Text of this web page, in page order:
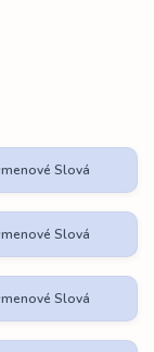
Slová
Slová
Slová